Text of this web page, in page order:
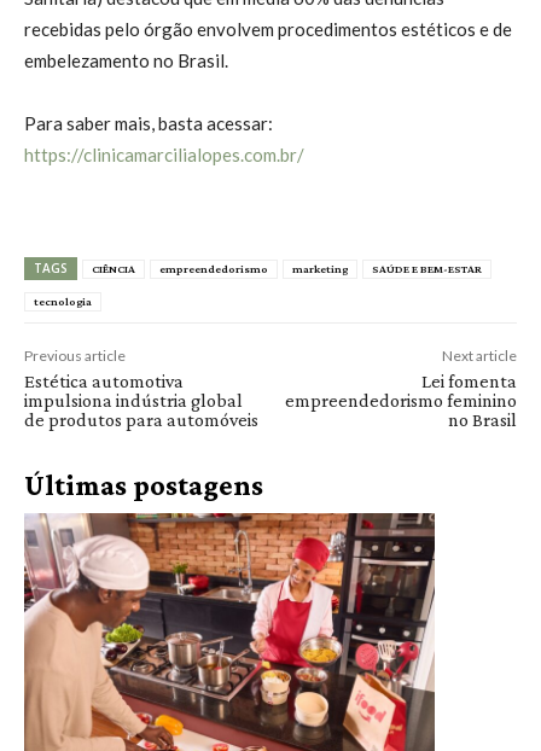
recebidas pelo órgão envolvem procedimentos estéticos e de
embelezamento no Brasil.
Para saber mais, basta acessar:
https://clinicamarcilialopes.com.br/
TAGS CIÊNCIA empreendedorismo marketing SAÚDE E BEM-ESTAR
tecnologia
Previous article
Estética automotiva
impulsiona indústria global
de produtos para automóveis
Next article
Lei fomenta
empreendedorismo feminino
no Brasil
Últimas postagens